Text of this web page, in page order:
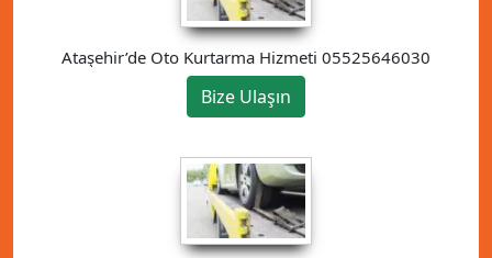
Ataşehir’de Oto Kurtarma Hizmeti 05525646030
Bize Ulaşın